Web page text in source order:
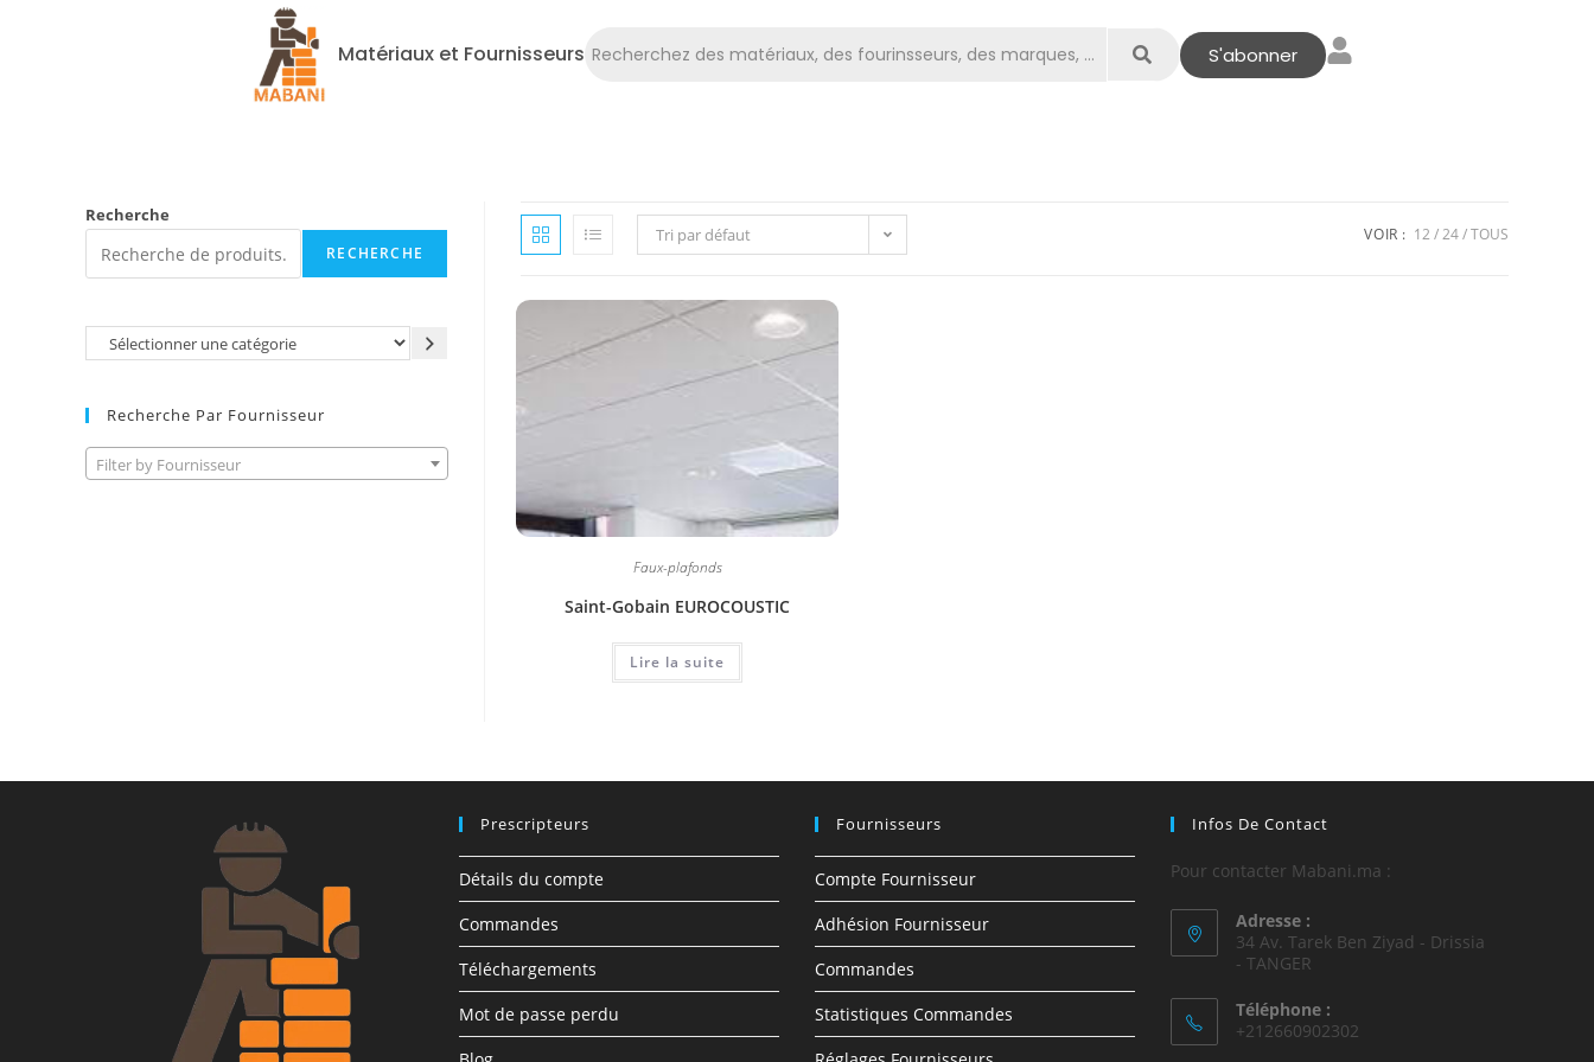
Matériaux et Fournisseurs S'abonner
Tri par défaut VOIR : 12 24 TOUS
Faux-plafonds
Saint-Gobain EUROCOUSTIC
Lire la suite
Recherche
RECHERCHE
Recherche Par Fournisseur
Filter by Fournisseur
Prescripteurs
Détails du compte
Commandes
Téléchargements
Mot de passe perdu
Fournisseurs
Compte Fournisseur
Adhésion Fournisseur
Commandes
Statistiques Commandes
Infos De Contact
Pour contacter Mabani.ma :
Adresse :
34 Av. Tarek Ben Ziyad - Drissia
- TANGER
Téléphone :
+212660902302